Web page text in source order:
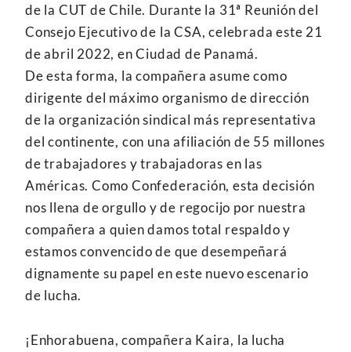
de la CUT de Chile. Durante la 31ª Reunión del
Consejo Ejecutivo de la CSA, celebrada este 21
de abril 2022, en Ciudad de Panamá.
De esta forma, la compañera asume como
dirigente del máximo organismo de dirección
de la organización sindical más representativa
del continente, con una afiliación de 55 millones
de trabajadores y trabajadoras en las
Américas. Como Confederación, esta decisión
nos llena de orgullo y de regocijo por nuestra
compañera a quien damos total respaldo y
estamos convencido de que desempeñará
dignamente su papel en este nuevo escenario
de lucha.
¡Enhorabuena, compañera Kaira, la lucha